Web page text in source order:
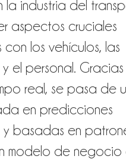
la industria del
aspectos cruciales
los vehículos, las
el personal.
real, se pasa de
en predicciones
y basadas en
modelo de negocio